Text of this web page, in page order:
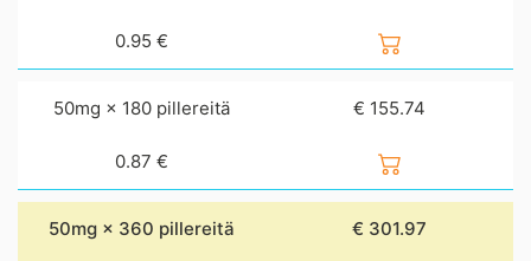
0.95 €
50mg × 180 pillereitä € 155.74
0.87 €
50mg × 360 pillereitä € 301.97